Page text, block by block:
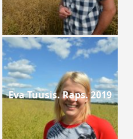
Eva Tuusis. Raps. 2019